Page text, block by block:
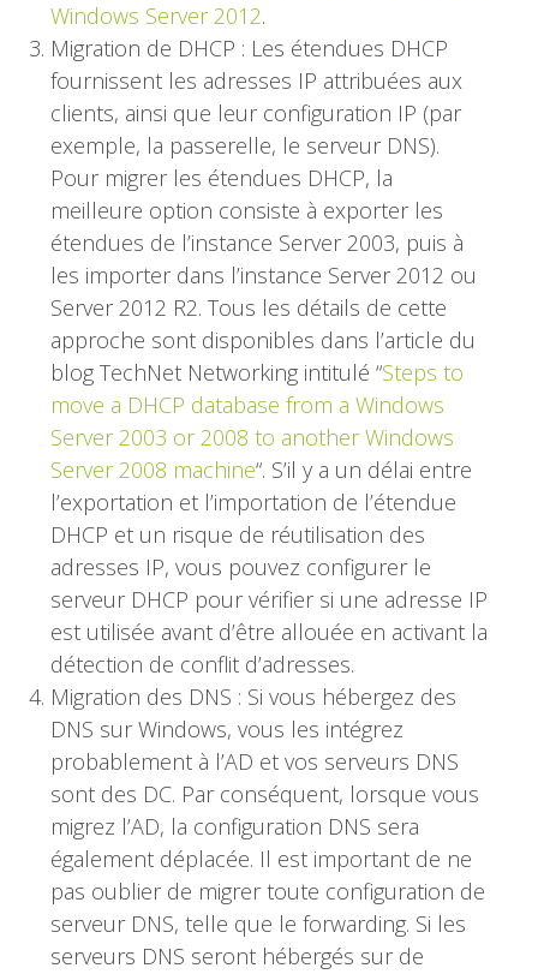
Windows Server 2012.
Migration de DHCP : Les étendues DHCP
fournissent les adresses IP attribuées aux
clients, ainsi que leur configuration IP (par
exemple, la passerelle, le serveur DNS).
Pour migrer les étendues DHCP, la
meilleure option consiste à exporter les
étendues de l’instance Server 2003, puis à
les importer dans l’instance Server 2012 ou
Server 2012 R2. Tous les détails de cette
approche sont disponibles dans l’article du
blog TechNet Networking intitulé “Steps to
move a DHCP database from a Windows
Server 2003 or 2008 to another Windows
Server 2008 machine“. S’il y a un délai entre
l’exportation et l’importation de l’étendue
DHCP et un risque de réutilisation des
adresses IP, vous pouvez configurer le
serveur DHCP pour vérifier si une adresse IP
est utilisée avant d’être allouée en activant la
détection de conflit d’adresses.
Migration des DNS : Si vous hébergez des
DNS sur Windows, vous les intégrez
probablement à l’AD et vos serveurs DNS
sont des DC. Par conséquent, lorsque vous
migrez l’AD, la configuration DNS sera
également déplacée. Il est important de ne
pas oublier de migrer toute configuration de
serveur DNS, telle que le forwarding. Si les
serveurs DNS seront hébergés sur de